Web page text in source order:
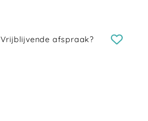
Vrijblijvende afspraak?